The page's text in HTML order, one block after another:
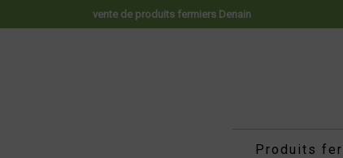
vente de produits fermiers Denain
Produits
Panneau de gestion des cookies